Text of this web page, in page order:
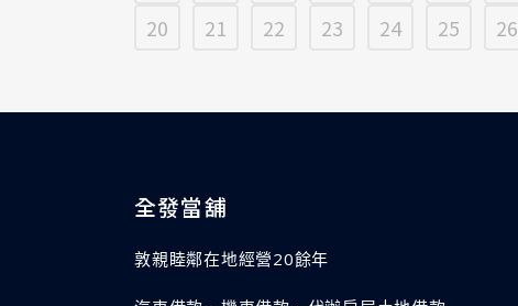
20
21 22 23 24 25 26
全發當舖
敦親睦鄰在地經營20餘年